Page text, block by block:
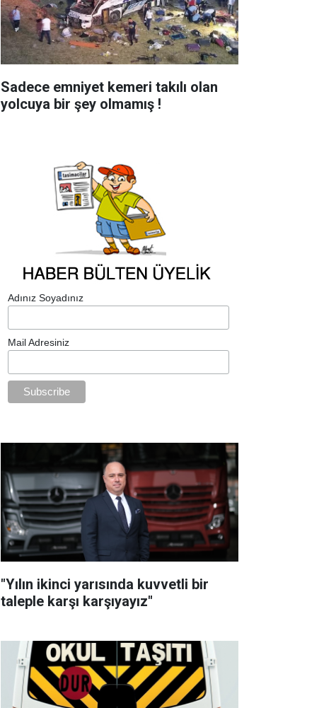
Sadece emniyet kemeri takılı olan
yolcuya bir şey olmamış !
Adınız Soyadınız
Mail Adresiniz
"Yılın ikinci yarısında kuvvetli bir
taleple karşı karşıyayız"